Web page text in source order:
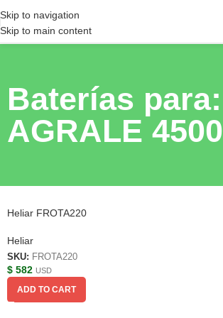
Skip to navigation
Skip to main content
Baterías para:
AGRALE 4500
Heliar FROTA220
Heliar
SKU: FROTA220
$ 582 USD
ADD TO CART